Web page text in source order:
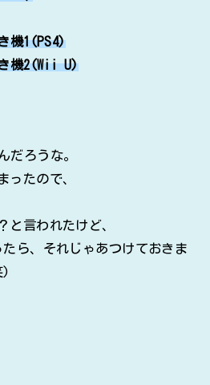
機1(PS4)
機2(Wii U)
だろうな。
ったので、
と言われたけど、
たら、それじゃあつけておきま
)